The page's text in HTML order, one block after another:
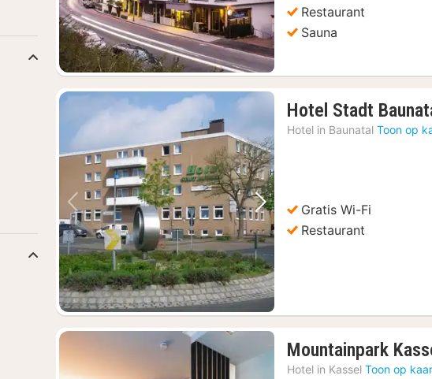
Restaurant
Sauna
Vorige foto Volgende foto
Hotel Stadt
Hotel in Baunatal Toon op
Gratis Wi-Fi
Restaurant
Mountainpark
Hotel in Kassel Toon op